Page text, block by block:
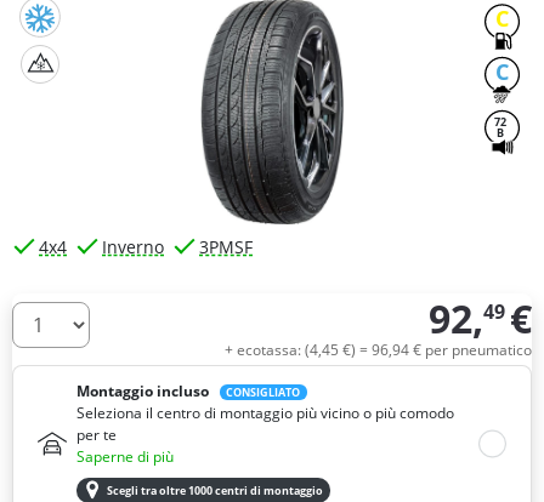
C
C
72
B
4x4 Inverno 3PMSF
Quantità 92,49 €
+ ecotassa: (4,45 €) = 96,94€ per pneumatico
Montaggio incluso
CONSIGLIATO
Seleziona il centro di montaggio più vicino o più comodo
per te
Saperne di più
Scegli tra oltre 1000 centri di montaggio